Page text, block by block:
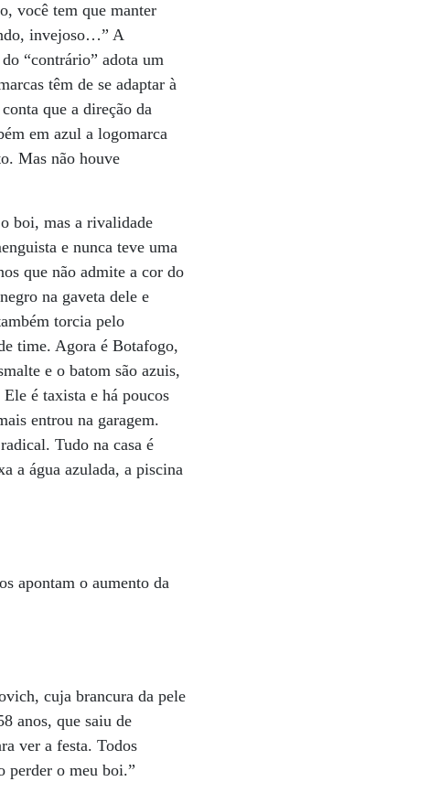
você tem que manter
invejoso…” A
“contrário” adota um
têm de se adaptar à
que a direção da
em azul a logomarca
Mas não houve
boi, mas a rivalidade
e nunca teve uma
que não admite a cor do
na gaveta dele e
torcia pelo
time. Agora é Botafogo,
e o batom são azuis,
é taxista e há poucos
entrou na garagem.
Tudo na casa é
a água azulada, a piscina
apontam o aumento da
cuja brancura da pele
anos, que saiu de
ver a festa. Todos
perder o meu boi.”